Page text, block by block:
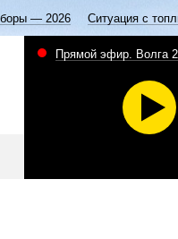
— 2026 Ситуация с
Прямой эфир. Волга